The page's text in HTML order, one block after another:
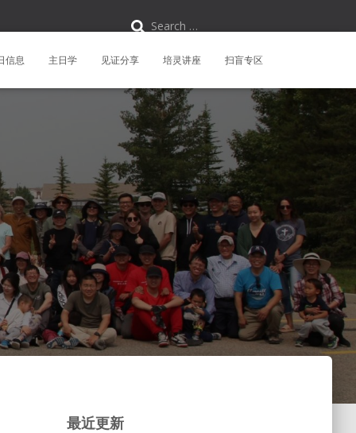
f
r
Search …
信息 主日学 见证分享 培灵讲座 扫盲专区
最近更新